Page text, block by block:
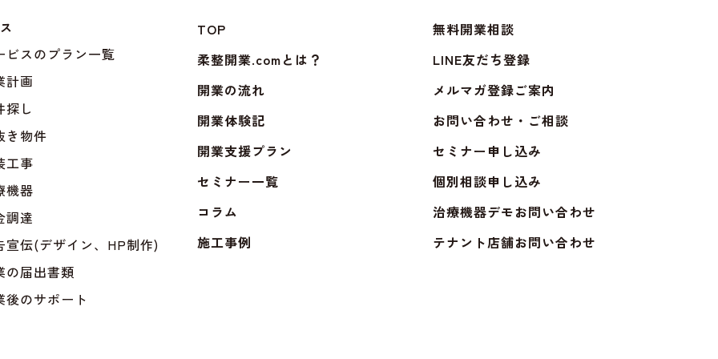
スのプラン一覧
画
し
物件
事
器
達
伝(デザイン、HP制作)
届出書類
のサポート
TOP
柔整開業.comとは？
開業の流れ
開業体験記
開業支援プラン
セミナー一覧
コラム
施工事例
無料開業相談
LINE友だち登録
メルマガ登録ご案内
お問い合わせ・ご相談
セミナー申し込み
個別相談申し込み
治療機器デモお問い合わせ
テナント店舗お問い合わせ